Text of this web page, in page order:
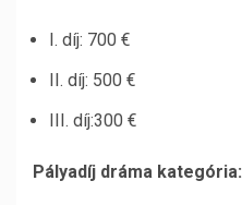
I. díj: 700 €
II. díj: 500 €
III. díj:300 €
Pályadíj dráma kategória: